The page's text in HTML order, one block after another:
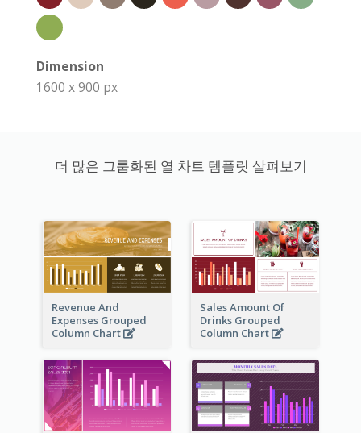
Dimension
1600 x 900 px
더 많은 그룹화된 열 차트 템플릿 살펴보기
Revenue And
Expenses Grouped
Column Chart
Sales Amount Of
Drinks Grouped
Column Chart